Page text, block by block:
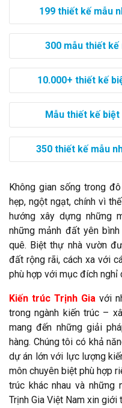
199 thiết kế mẫu
300 mẫu thiết
10.000+ thiết kế
Mẫu thiết kế
350 thiết kế mẫu
Không gian sống trong
hẹp, ngột ngạt, chính vì
hướng xây dựng những
những mảnh đất yên
quê. Biệt thự nhà vườn
đất rộng rãi, cách xa với
phù hợp với mục đích nghỉ
Kiến trúc Trịnh Gia với
trong ngành kiến trúc –
mang đến những giải
hàng. Chúng tôi có khả
dự án lớn với lực lượng
môn chuyên biệt phù hợp
trúc khác nhau và những
Trịnh Gia Việt Nam xin